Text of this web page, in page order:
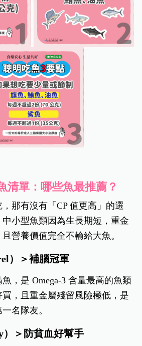
清單：哪些魚最推薦？
，那有沒有「CP值更高」的選
小型魚類因為生長期短，重金
營養價值完全不輸給大魚。
）＞補腦冠軍
，是 Omega-3 含量最高的魚類
，且重金屬殘留風險極低，是
名隊友。
）＞ 防貧血好幫手